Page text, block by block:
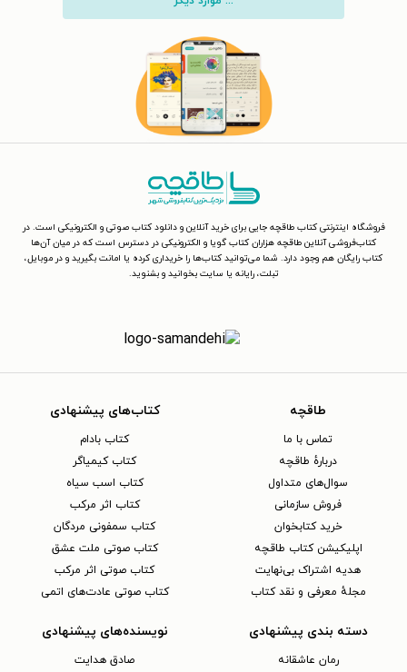
فروشگاه اینترنتی کتاب طاقچه جایی برای خرید آنلاین و دانلود کتاب صوتی و الکترونیکی است. در
کتاب‌فروشی آنلاین طاقچه هزاران کتاب گویا و الکترونیکی در دسترس است که در میان آن‌ها
کتاب رایگان هم وجود دارد. شما می‌توانید کتاب‌ها را خریداری کرده یا امانت بگیرید و در موبایل،
تبلت، رایانه یا سایت بخوانید و بشنوید.
طاقچه
تماس با ما
دربارهٔ طاقچه
سوال‌های متداول
فروش سازمانی
خرید کتابخوان
اپلیکیشن کتاب طاقچه
هدیه اشتراک بی‌نهایت
مجلهٔ معرفی و نقد کتاب
کتاب‌های پیشنهادی
کتاب بادام
کتاب کیمیاگر
کتاب اسب سیاه
کتاب اثر مرکب
کتاب سمفونی مردگان
کتاب صوتی ملت عشق
کتاب صوتی اثر مرکب
کتاب صوتی عادت‌های اتمی
دسته بندی پیشنهادی
رمان عاشقانه
نویسنده‌های پیشنهادی
صادق هدایت